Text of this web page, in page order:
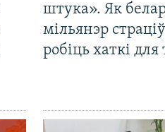
штука». Як
мільянэр
робіць хаткі